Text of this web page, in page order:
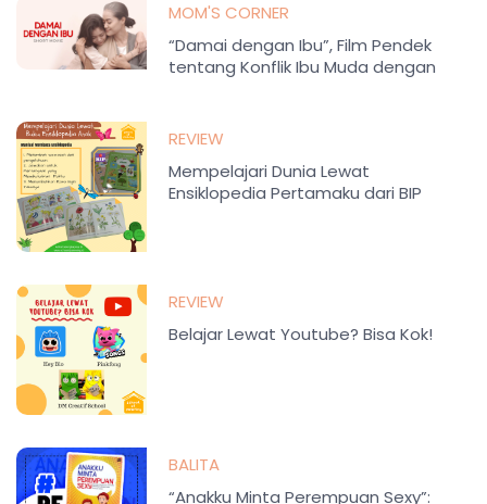
MOM'S CORNER
“Damai dengan Ibu”, Film Pendek
tentang Konflik Ibu Muda dengan
REVIEW
Mempelajari Dunia Lewat
Ensiklopedia Pertamaku dari BIP
REVIEW
Belajar Lewat Youtube? Bisa Kok!
BALITA
“Anakku Minta Perempuan Sexy”: